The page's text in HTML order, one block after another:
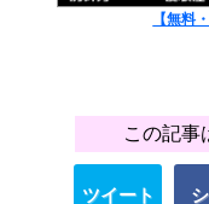
【無料
この記事
ツイート